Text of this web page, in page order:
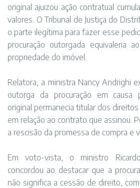
original ajuizou ação contratual
valores. O Tribunal de Justiça do
o parte ilegítima para fazer esse
procuração outorgada equivaleria
propriedade do imóvel.
Relatora, a ministra Nancy Andrighi
outorga da procuração em causa
original permanecia titular dos
em relação ao contrato que assinou.
a rescisão da promessa de compra e
Em voto-vista, o ministro
concordou ao destacar que a
não significa a cessão de direito,